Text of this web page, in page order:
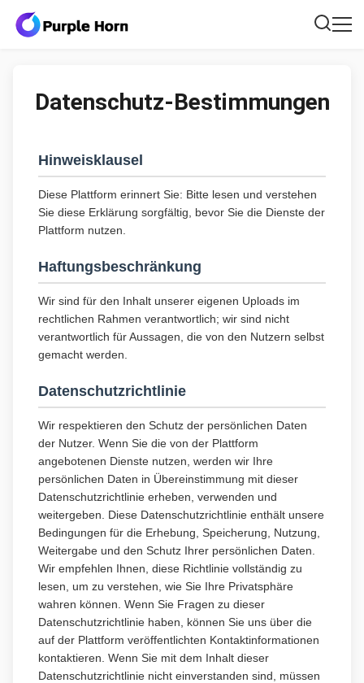
Datenschutz-Bestimmungen
Hinweisklausel
Diese Plattform erinnert Sie: Bitte lesen und verstehen
Sie diese Erklärung sorgfältig, bevor Sie die Dienste der
Plattform nutzen.
Haftungsbeschränkung
Wir sind für den Inhalt unserer eigenen Uploads im
rechtlichen Rahmen verantwortlich; wir sind nicht
verantwortlich für Aussagen, die von den Nutzern selbst
gemacht werden.
Datenschutzrichtlinie
Wir respektieren den Schutz der persönlichen Daten
der Nutzer. Wenn Sie die von der Plattform
angebotenen Dienste nutzen, werden wir Ihre
persönlichen Daten in Übereinstimmung mit dieser
Datenschutzrichtlinie erheben, verwenden und
weitergeben. Diese Datenschutzrichtlinie enthält unsere
Bedingungen für die Erhebung, Speicherung, Nutzung,
Weitergabe und den Schutz Ihrer persönlichen Daten.
Wir empfehlen Ihnen, diese Richtlinie vollständig zu
lesen, um zu verstehen, wie Sie Ihre Privatsphäre
wahren können. Wenn Sie Fragen zu dieser
Datenschutzrichtlinie haben, können Sie uns über die
auf der Plattform veröffentlichten Kontaktinformationen
kontaktieren. Wenn Sie mit dem Inhalt dieser
Datenschutzrichtlinie nicht einverstanden sind, müssen